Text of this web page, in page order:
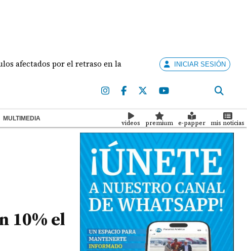
por el retraso en la entrega Los daños por los
INICIAR SESIÓN
MULTIMEDIA
videos premium e-papper mis noticias
10% el